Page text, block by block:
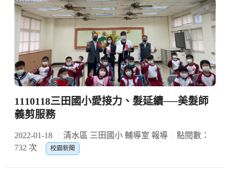
1110118三田國小愛接力、髮延續──美髮師
義剪服務
2022-01-18 清水區 三田國小 輔導室 報導
點閱數：
732 次
校園新聞